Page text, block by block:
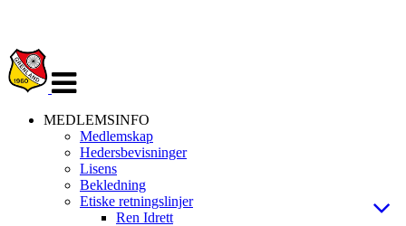
navigasjon
MEDLEMSINFO
Medlemskap
Hedersbevisninger
Lisens
Bekledning
Etiske retningslinjer
Ren Idrett